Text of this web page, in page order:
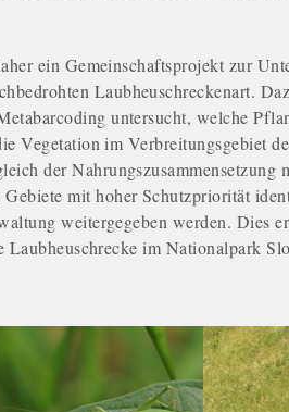
ein Gemeinschaftsprojekt zur
Laubheuschreckenart.
untersucht, welche
Vegetation im Verbreitungsgebiet
der Nahrungszusammensetzung
Gebiete mit hoher Schutzpriorität
weitergegeben werden. Dies
im Nationalpark